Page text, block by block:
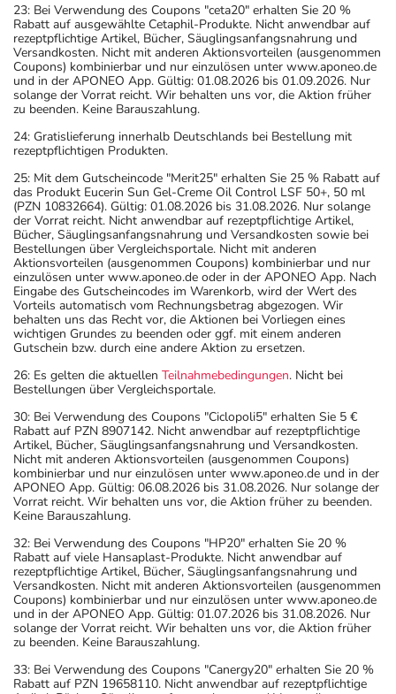
23: Bei Verwendung des Coupons "ceta20" erhalten Sie 20 %
Rabatt auf ausgewählte Cetaphil-Produkte. Nicht anwendbar auf
rezeptpflichtige Artikel, Bücher, Säuglingsanfangsnahrung und
Versandkosten. Nicht mit anderen Aktionsvorteilen (ausgenommen
Coupons) kombinierbar und nur einzulösen unter www.aponeo.de
und in der APONEO App. Gültig: 01.08.2026 bis 01.09.2026. Nur
solange der Vorrat reicht. Wir behalten uns vor, die Aktion früher
zu beenden. Keine Barauszahlung.
24: Gratislieferung innerhalb Deutschlands bei Bestellung mit
rezeptpflichtigen Produkten.
25: Mit dem Gutscheincode "Merit25" erhalten Sie 25 % Rabatt auf
das Produkt Eucerin Sun Gel-Creme Oil Control LSF 50+, 50 ml
(PZN 10832664). Gültig: 01.08.2026 bis 31.08.2026. Nur solange
der Vorrat reicht. Nicht anwendbar auf rezeptpflichtige Artikel,
Bücher, Säuglingsanfangsnahrung und Versandkosten sowie bei
Bestellungen über Vergleichsportale. Nicht mit anderen
Aktionsvorteilen (ausgenommen Coupons) kombinierbar und nur
einzulösen unter www.aponeo.de oder in der APONEO App. Nach
Eingabe des Gutscheincodes im Warenkorb, wird der Wert des
Vorteils automatisch vom Rechnungsbetrag abgezogen. Wir
behalten uns das Recht vor, die Aktionen bei Vorliegen eines
wichtigen Grundes zu beenden oder ggf. mit einem anderen
Gutschein bzw. durch eine andere Aktion zu ersetzen.
26: Es gelten die aktuellen Teilnahmebedingungen. Nicht bei
Bestellungen über Vergleichsportale.
30: Bei Verwendung des Coupons "Ciclopoli5" erhalten Sie 5 €
Rabatt auf PZN 8907142. Nicht anwendbar auf rezeptpflichtige
Artikel, Bücher, Säuglingsanfangsnahrung und Versandkosten.
Nicht mit anderen Aktionsvorteilen (ausgenommen Coupons)
kombinierbar und nur einzulösen unter www.aponeo.de und in der
APONEO App. Gültig: 06.08.2026 bis 31.08.2026. Nur solange der
Vorrat reicht. Wir behalten uns vor, die Aktion früher zu beenden.
Keine Barauszahlung.
32: Bei Verwendung des Coupons "HP20" erhalten Sie 20 %
Rabatt auf viele Hansaplast-Produkte. Nicht anwendbar auf
rezeptpflichtige Artikel, Bücher, Säuglingsanfangsnahrung und
Versandkosten. Nicht mit anderen Aktionsvorteilen (ausgenommen
Coupons) kombinierbar und nur einzulösen unter www.aponeo.de
und in der APONEO App. Gültig: 01.07.2026 bis 31.08.2026. Nur
solange der Vorrat reicht. Wir behalten uns vor, die Aktion früher
zu beenden. Keine Barauszahlung.
33: Bei Verwendung des Coupons "Canergy20" erhalten Sie 20 %
Rabatt auf PZN 19658110. Nicht anwendbar auf rezeptpflichtige